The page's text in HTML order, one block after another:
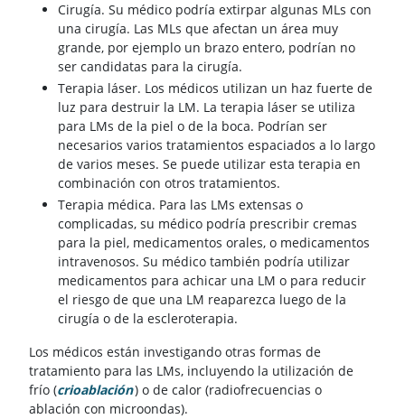
Cirugía. Su médico podría extirpar algunas MLs con
una cirugía. Las MLs que afectan un área muy
grande, por ejemplo un brazo entero, podrían no
ser candidatas para la cirugía.
Terapia láser. Los médicos utilizan un haz fuerte de
luz para destruir la LM. La terapia láser se utiliza
para LMs de la piel o de la boca. Podrían ser
necesarios varios tratamientos espaciados a lo largo
de varios meses. Se puede utilizar esta terapia en
combinación con otros tratamientos.
Terapia médica. Para las LMs extensas o
complicadas, su médico podría prescribir cremas
para la piel, medicamentos orales, o medicamentos
intravenosos. Su médico también podría utilizar
medicamentos para achicar una LM o para reducir
el riesgo de que una LM reaparezca luego de la
cirugía o de la escleroterapia.
Los médicos están investigando otras formas de
tratamiento para las LMs, incluyendo la utilización de
frío (crioablación) o de calor (radiofrecuencias o
ablación con microondas).